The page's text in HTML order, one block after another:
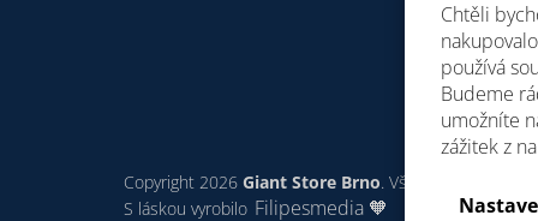
Chtěli
používá
Budeme
umožníte
zážitek z
Copyright 2026 Giant Store Brno. Všechna práva
S láskou vyrobilo Filipesmedia 🧡